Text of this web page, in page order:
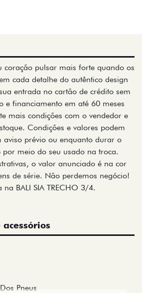
coração pulsar mais forte quando os
cada detalhe do autêntico design
entrada no cartão de crédito sem
e financiamento em até 60 meses
mais condições com o vendedor e
Condições e valores podem
aviso prévio ou enquanto durar o
por meio do seu usado na troca.
o valor anunciado é na cor
de série. Não perdemos negócio!
BALI SIA TRECHO 3/4.
acessórios
Pneus